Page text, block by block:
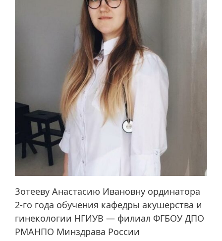
Зотееву Анастасию Ивановну ординатора
2-го года обучения кафедры акушерства и
гинекологии НГИУВ — филиал ФГБОУ ДПО
РМАНПО Минздрава России